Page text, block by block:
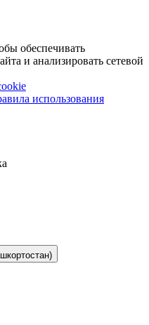
обеспечивать
и анализировать сетевой
использования